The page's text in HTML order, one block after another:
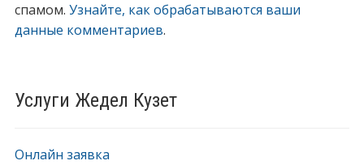
Услуги Жедел Кузет
Онлайн заявка
спамом. Узнайте, как обрабатываются ваши
данные комментариев.